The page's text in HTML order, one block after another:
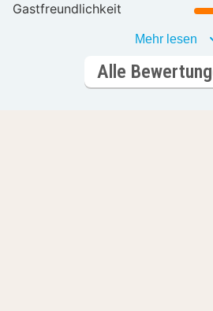
Gastfreundlichkeit
Mehr lesen
Alle